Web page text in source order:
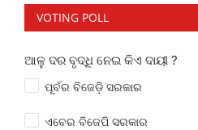
VOTING POLL
ଆଳୁ ଦର ବୃଦ୍ଧି ନେଇ କିଏ ଦାୟୀ ?
ପୂର୍ବର ବିଜେଡ଼ି ସରକାର
ଏବେର ବିଜେପି ସରକାର